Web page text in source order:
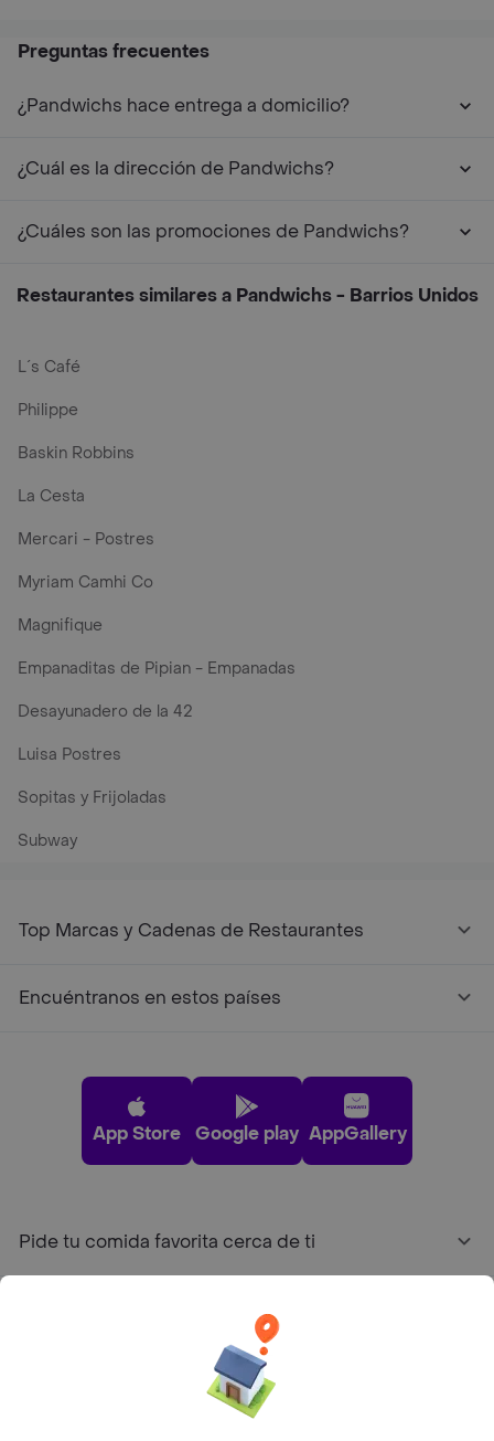
Preguntas frecuentes
¿Pandwichs hace entrega a domicilio?
¿Cuál es la dirección de Pandwichs?
¿Cuáles son las promociones de Pandwichs?
Restaurantes similares a Pandwichs - Barrios Unidos
L´s Café
Philippe
Baskin Robbins
La Cesta
Mercari - Postres
Myriam Camhi Co
Magnifique
Empanaditas de Pipian - Empanadas
Desayunadero de la 42
Luisa Postres
Sopitas y Frijoladas
Subway
Top Marcas y Cadenas de Restaurantes
Encuéntranos en estos países
App Store Google play AppGallery
Pide tu comida favorita cerca de ti